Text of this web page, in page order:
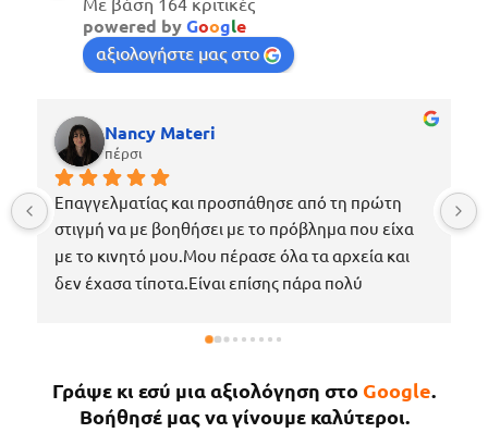
powered byGoogle
αξιολογήστε μας στο
Nancy Materi
πέρσι
Επαγγελματίας και προσπάθησε από τη πρώτη
στιγμή να με βοηθήσει με το πρόβλημα που είχα
με το κινητό μου.Μου πέρασε όλα τα αρχεία και
δεν έχασα τίποτα.Είναι επίσης πάρα πολύ
να πάρω το κινητό μου το νωρίτερο δυνατόν
κάτι άλλο θα επιστρέψω σίγουρα.
Γράψε κι εσύ μια αξιολόγηση στο Google.
Βοήθησέ μας να γίνουμε καλύτεροι.